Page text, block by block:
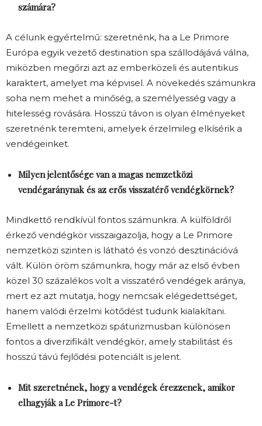
számára?
A célunk egyértelmű: szeretnénk, ha a Le Primore
Európa egyik vezető destination spa szállodájává válna,
miközben megőrzi azt az emberközeli és autentikus
karaktert, amelyet ma képvisel. A növekedés számunkra
soha nem mehet a minőség, a személyesség vagy a
hitelesség rovására. Hosszú távon is olyan élményeket
szeretnénk teremteni, amelyek érzelmileg elkísérik a
vendégeinket.
Milyen jelentősége van a magas nemzetközi
vendégaránynak és az erős visszatérő vendégkörnek?
Mindkettő rendkívül fontos számunkra. A külföldről
érkező vendégkör visszaigazolja, hogy a Le Primore
nemzetközi szinten is látható és vonzó desztinációvá
vált. Külön öröm számunkra, hogy már az első évben
közel 30 százalékos volt a visszatérő vendégek aránya,
mert ez azt mutatja, hogy nemcsak elégedettséget,
hanem valódi érzelmi kötődést tudunk kialakítani.
Emellett a nemzetközi spáturizmusban különösen
fontos a diverzifikált vendégkör, amely stabilitást és
hosszú távú fejlődési potenciált is jelent.
Mit szeretnének, hogy a vendégek érezzenek, amikor
elhagyják a Le Primore-t?